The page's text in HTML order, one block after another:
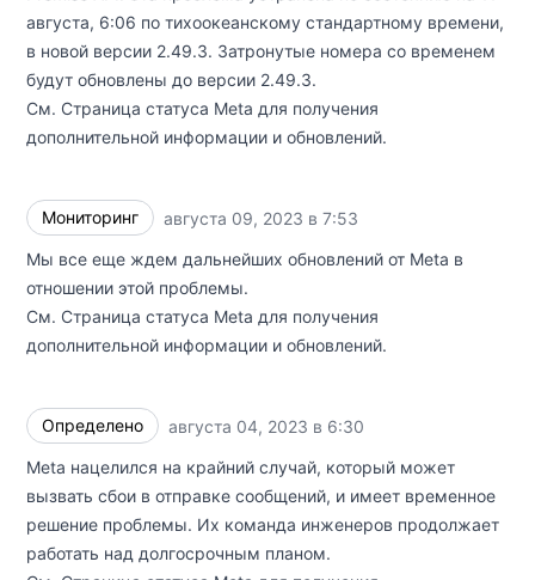
августа, 6:06 по тихоокеанскому стандартному времени,
в новой версии 2.49.3. Затронутые номера со временем
будут обновлены до версии 2.49.3.
См. Страница статуса Meta для получения
дополнительной информации и обновлений.
Мониторинг августа 09, 2023 в 7:53
Мы все еще ждем дальнейших обновлений от Meta в
отношении этой проблемы.
См. Страница статуса Meta для получения
дополнительной информации и обновлений.
Определено августа 04, 2023 в 6:30
Meta нацелился на крайний случай, который может
вызвать сбои в отправке сообщений, и имеет временное
решение проблемы. Их команда инженеров продолжает
работать над долгосрочным планом.